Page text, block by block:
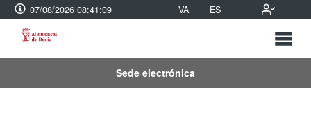
07/08/2026 08:41:10 VA ES
Sede electrónica